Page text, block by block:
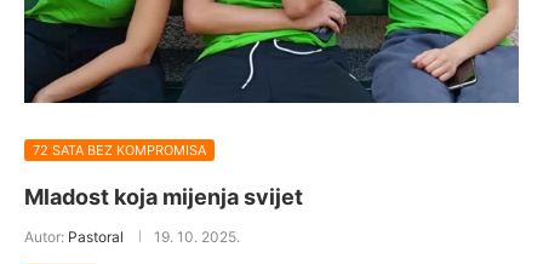
72 SATA BEZ KOMPROMISA
Mladost koja mijenja svijet
Autor: Pastoral 19. 10. 2025.